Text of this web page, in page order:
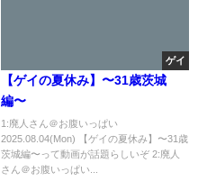
ゲイ
【ゲイの夏休み】〜31歳茨城
編〜
1:廃人さん＠お腹いっぱい
2025.08.04(Mon) 【ゲイの夏休み】〜31歳
茨城編〜って動画が話題らしいぞ 2:廃人
さん＠お腹いっぱい...